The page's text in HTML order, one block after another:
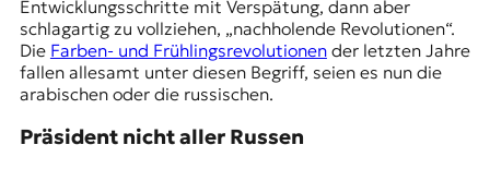
Entwicklungsschritte mit Verspätung, dann aber
schlagartig zu vollziehen, „nachholende Revolutionen“.
Die Farben- und Frühlingsrevolutionender letzten Jahre
fallen allesamt unter diesen Begriff, seien es nun die
arabischen oder die russischen.
Präsident nicht aller Russen